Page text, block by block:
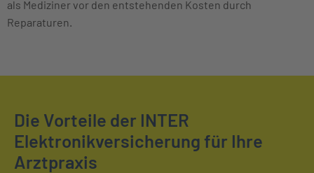
als Mediziner vor den entstehenden Kosten durch
Reparaturen.
Die Vorteile der INTER
Elektronikversicherung für Ihre
Arztpraxis